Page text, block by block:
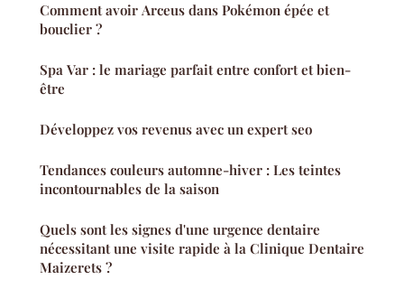
Comment avoir Arceus dans Pokémon épée et
bouclier ?
Spa Var : le mariage parfait entre confort et bien-
être
Développez vos revenus avec un expert seo
Tendances couleurs automne-hiver : Les teintes
incontournables de la saison
Quels sont les signes d'une urgence dentaire
nécessitant une visite rapide à la Clinique Dentaire
Maizerets ?